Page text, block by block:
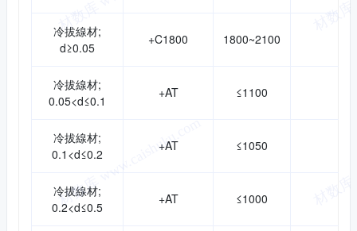
冷拔線材;
d≥0.05
+C1800 1800~2100
冷拔線材;
0.05<d≤0.1
+AT ≤1100
冷拔線材;
0.1<d≤0.2
+AT ≤1050
冷拔線材;
0.2<d≤0.5
+AT ≤1000